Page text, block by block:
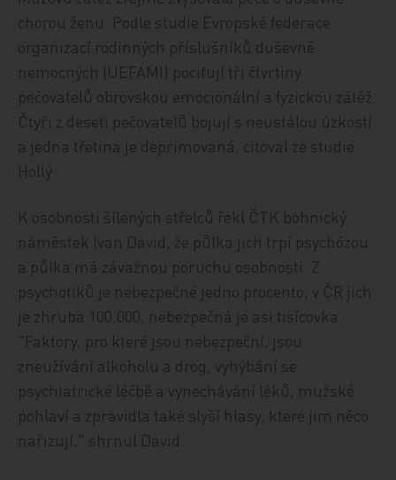
chorou ženu. Podle studie Evropské federace
organizací rodinných příslušníků duševně
nemocných (UEFAMI) pociťují tři čtvrtiny
pečovatelů obrovskou emocionální a fyzickou zátěž.
Čtyři z deseti pečovatelů bojují s neustálou úzkostí
a jedna třetina je deprimovaná, citoval ze studie
Hollý.
K osobnosti šílených střelců řekl ČTK bohnický
náměstek Ivan David, že půlka jich trpí psychózou
a půlka má závažnou poruchu osobnosti. Z
psychotiků je nebezpečné jedno procento, v ČR jich
je zhruba 100.000, nebezpečná je asi tisícovka.
"Faktory, pro které jsou nebezpeční, jsou
zneužívání alkoholu a drog, vyhýbání se
psychiatrické léčbě a vynechávání léků, mužské
pohlaví a zpravidla také slyší hlasy, které jim něco
nařizují," shrnul David.